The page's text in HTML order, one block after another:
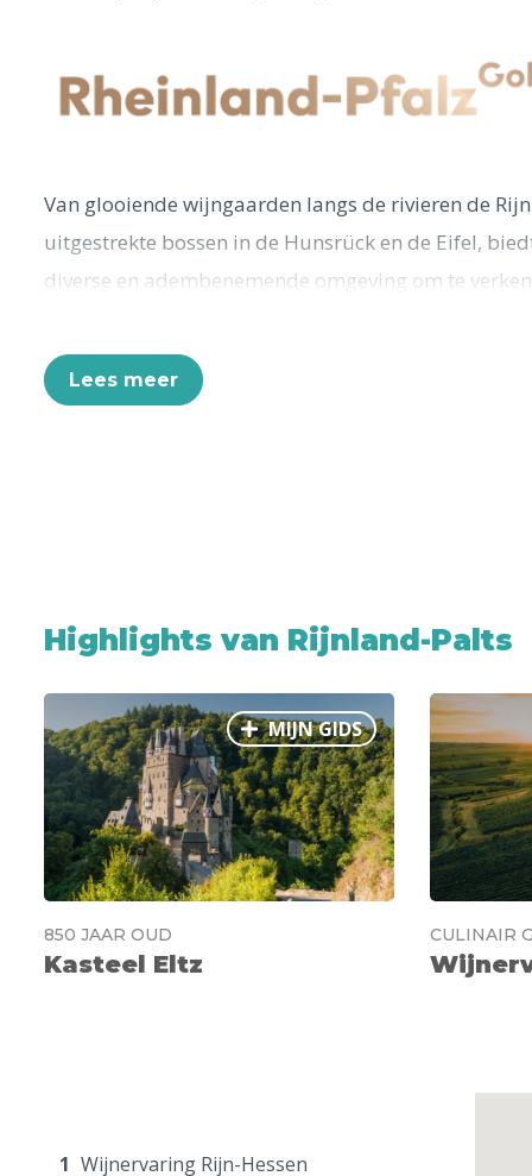
Van glooiende wijngaarden langs de rivieren de
uitgestrekte bossen in de Hunsrück en de Eifel,
diverse en adembenemende omgeving om te
historische monumenten. Laat je verleiden door de
bevolking en geniet van de heerlijke wijnen en
Bezoek het sprookjesachtigeKasteel Eltz
Trotseer je hoogtevrees op deGeierlay-
Bad Ems: ontspannen in een kuuroord
Ontdek de veelzijdigeMoezel-regio
Rotskerkje Idar-Oberstein
Wandel door hetPfälzerwald
Geniet van de culinaire kant van
Rijn-Hessen
Abdijkerk Maria
Lees meer
Highlights van Rijnland-Palts
MIJN GIDS
850 JAAR OUD
Kasteel Eltz
CULINAIR
1 Wijnervaring Rijn-Hessen